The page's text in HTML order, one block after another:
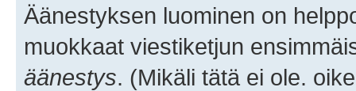
Äänestyksen luominen on
muokkaat viestiketjun
äänestys. (Mikäli tätä ei ole.